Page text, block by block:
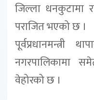
जिल्ला धनकुटामा
पराजित भएको छ ।
पूर्वप्रधानमन्त्री
नगरपालिकामा
वेहोरको छ ।